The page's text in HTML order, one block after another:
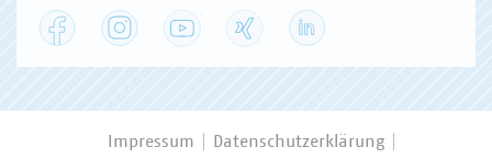
Facebook Instagram YouTube
Impressum Datenschutzerklärung